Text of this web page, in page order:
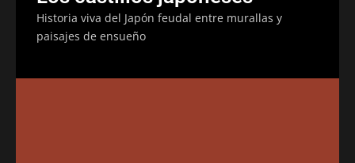
Historia viva del Japón feudal entre murallas y
paisajes de ensueño